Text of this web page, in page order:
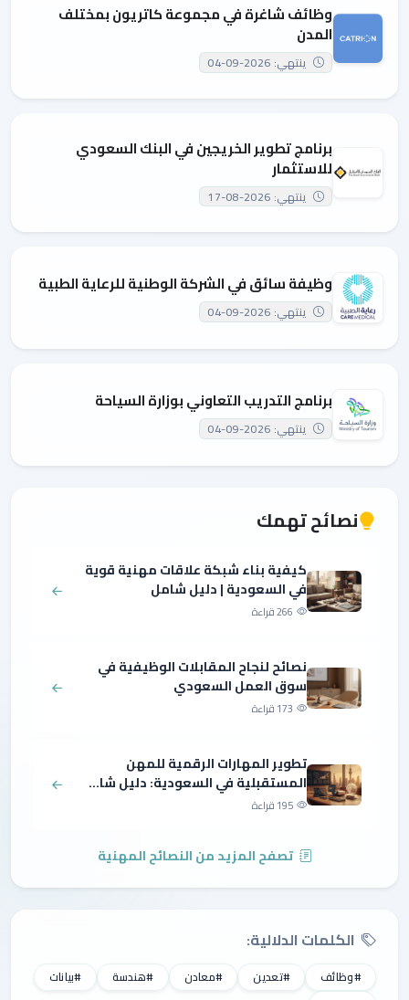
وظائف شاغرة في مجموعة كاتريون بمختلف
المدن
ينتهي: 2026-09-04
برنامج تطوير الخريجين في البنك السعودي
للاستثمار
ينتهي: 2026-08-17
وظيفة سائق في الشركة الوطنية للرعاية الطبية
ينتهي: 2026-09-04
برنامج التدريب التعاوني بوزارة السياحة
ينتهي: 2026-09-04
نصائح تهمك
كيفية بناء شبكة علاقات مهنية قوية
في السعودية | دليل شامل
266 قراءة
نصائح لنجاح المقابلات الوظيفية في
سوق العمل السعودي
173 قراءة
تطوير المهارات الرقمية للمهن
المستقبلية في السعودية: دليل شا...
195 قراءة
تصفح المزيد من النصائح المهنية
الكلمات الدلالية:
#وظائف #تعدين #معادن #هندسة
#بيانات